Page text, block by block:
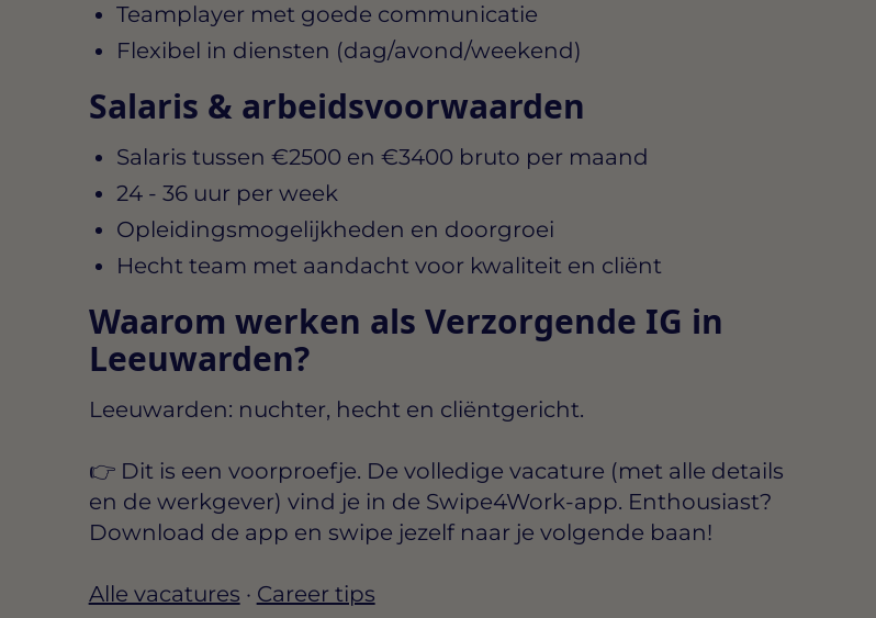
Teamplayer met goede communicatie
Flexibel in diensten (dag/avond/weekend)
Salaris & arbeidsvoorwaarden
Salaris tussen €2500 en €3400 bruto per maand
24 - 36 uur per week
Opleidingsmogelijkheden en doorgroei
Hecht team met aandacht voor kwaliteit en cliënt
Waarom werken als Verzorgende IG in
Leeuwarden?
Leeuwarden: nuchter, hecht en cliëntgericht.
👉 Dit is een voorproefje. De volledige vacature (met alle details
en de werkgever) vind je in de Swipe4Work-app. Enthousiast?
Download de app en swipe jezelf naar je volgende baan!
Alle vacatures · Career tips